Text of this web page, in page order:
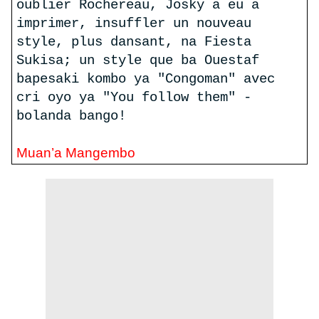
oublier Rochereau, Josky a eu a
imprimer, insuffler un nouveau
style, plus dansant, na Fiesta
Sukisa; un style que ba Ouestaf
bapesaki kombo ya "Congoman" avec
cri oyo ya "You follow them" -
bolanda bango!
Muan’a Mangembo